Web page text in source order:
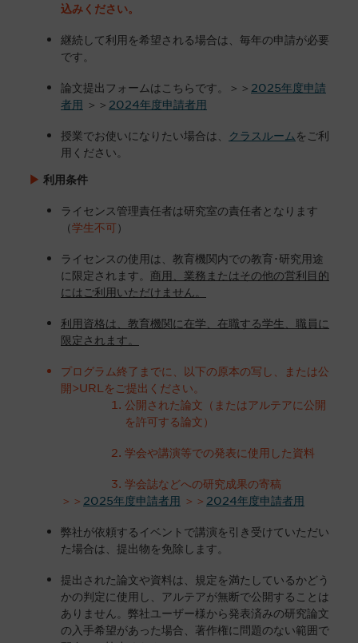
込みください。
継続して利用を希望される場合は、毎年の申請が必要
です。
論文提出フォームはこちらです。＞＞ 2025年度申請
者用 ＞＞ 2024年度申請者用
授業でお使いになりたい場合は、 クラスルーム をご利
用ください。
▶ 利用条件
ライセンス管理責任者は研究室の責任者となります
（学生不可）
ライセンスの使用は、教育機関内での教育･研究用途
に限定されます。 商用、業務またはその他の営利目的
にはご利用いただけません。
利用資格は、教育機関に在学、在職する学生、職員に
限定されます。
プログラム終了までに、以下の原本の写し、または公
開>URLをご提出ください。
公開された論文（またはアルテアに公開
を許可する論文）
学会や講演等での発表に使用した資料
学会誌などへの研究成果の寄稿
＞＞ 2025年度申請者用 ＞＞ 2024年度申請者用
弊社が依頼するイベントで講演を引き受けていただい
た場合は、提出物を免除します。
提出された論文や資料は、規定を満たしているかどう
かの判定に使用し、アルテアが無断で公開することは
ありません。弊社ユーザー様から発表済みの研究論文
の入手希望があった場合、著作権に問題のない範囲で